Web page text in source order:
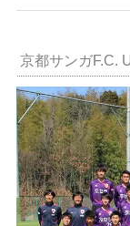
京都サンガF.C.